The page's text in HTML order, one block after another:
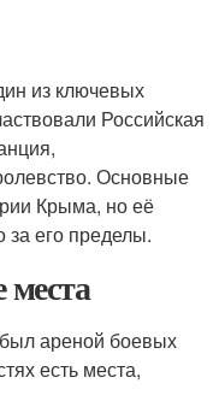
из ключевых
Российская
Основные
Крыма, но её
за его пределы.
ареной боевых
есть места,